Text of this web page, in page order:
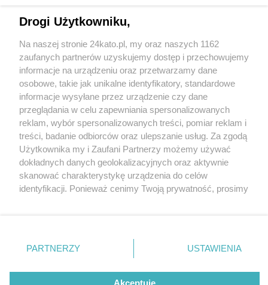
1 / 0
Wydawca mediów lokalnych
Nie zapomnij
zapoznać się z:
polityką prywatności regulamin korzystania z portali
Twojemiasto
Piekary Śląskie
Chorzów
Tarnowskie Góry
Gliwice
Skontakuj sięz nami
Kontakt
Wydawca
Redakcja
Drogi Użytkowniku,
Na naszej stronie 24kato.pl, my oraz naszych 1162
zaufanych partnerów uzyskujemy dostęp i przechowujemy
informacje na urządzeniu oraz przetwarzamy dane
osobowe, takie jak unikalne identyfikatory, standardowe
informacje wysyłane przez urządzenie czy dane
przeglądania w celu zapewniania spersonalizowanych
reklam, wybór spersonalizowanych treści, pomiar reklam i
treści, badanie odbiorców oraz ulepszanie usług. Za zgodą
Użytkownika my i Zaufani Partnerzy możemy używać
dokładnych danych geolokalizacyjnych oraz aktywnie
skanować charakterystykę urządzenia do celów
identyfikacji. Ponieważ cenimy Twoją prywatność, prosimy
prywatności znajdujący się w lewym dolnym rogu strony
. Niektóre rodzaje przetwarzania danych nie wymagają
zgody użytkownika, ale masz prawo sprzeciwić się
takiemu przetwarzaniu. Preferencje będą miały
PARTNERZY USTAWIENIA
Akceptuję